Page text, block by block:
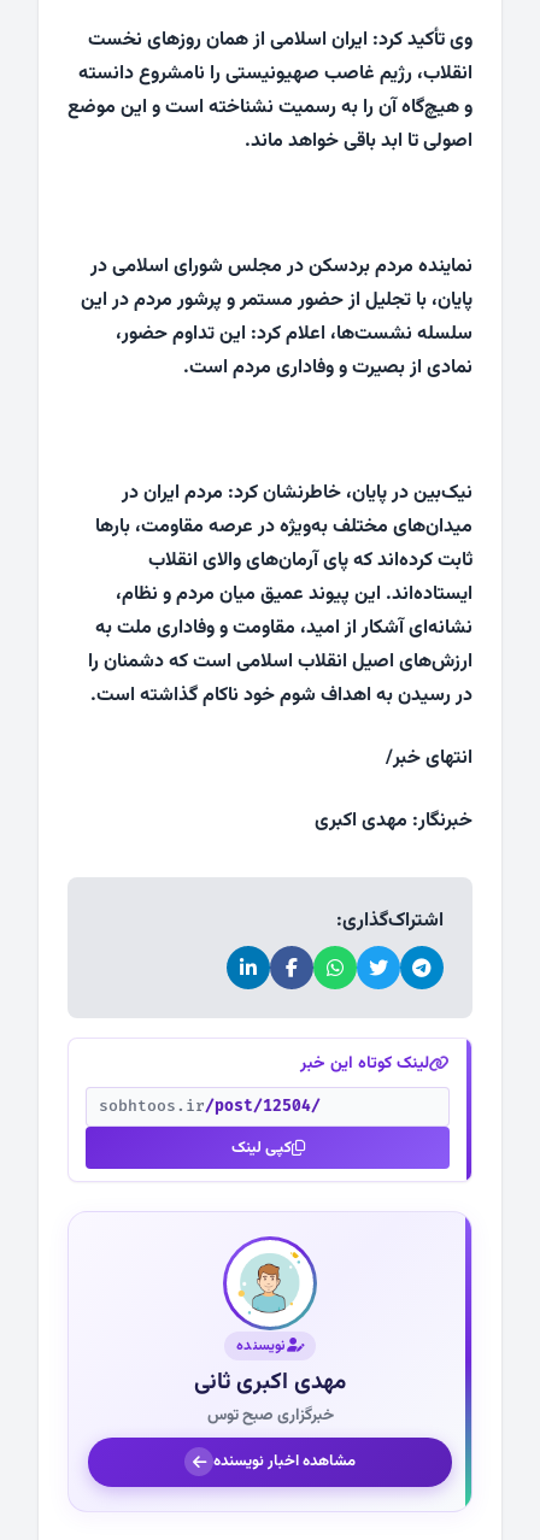
وی تأکید کرد: ایران اسلامی از همان روزهای نخست
انقلاب، رژیم غاصب صهیونیستی را نامشروع دانسته
و هیچ‌گاه آن را به رسمیت نشناخته است و این موضع
اصولی تا ابد باقی خواهد ماند.
نماینده مردم بردسکن در مجلس شورای اسلامی در
پایان، با تجلیل از حضور مستمر و پرشور مردم در این
سلسله نشست‌ها، اعلام کرد: این تداوم حضور،
نمادی از بصیرت و وفاداری مردم است.
نیک‌بین در پایان، خاطرنشان کرد: مردم ایران در
میدان‌های مختلف به‌ویژه در عرصه مقاومت، بارها
ثابت کرده‌اند که پای آرمان‌های والای انقلاب
ایستاده‌اند. این پیوند عمیق میان مردم و نظام،
نشانه‌ای آشکار از امید، مقاومت و وفاداری ملت به
ارزش‌های اصیل انقلاب اسلامی است که دشمنان را
در رسیدن به اهداف شوم خود ناکام گذاشته است.
انتهای خبر/
خبرنگار: مهدی اکبری
اشتراک‌گذاری:
لینک کوتاه این خبر
sobhtoos.ir/post/12504/
کپی لینک
نویسنده
مهدی اکبری ثانی
خبرگزاری صبح توس
مشاهده اخبار نویسنده